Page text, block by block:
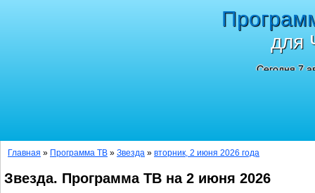
для
Сегодня 7
Главная » Программа ТВ » Звезда » вторник, 2 июня 2026 года
Звезда. Программа ТВ на 2 июня 2026